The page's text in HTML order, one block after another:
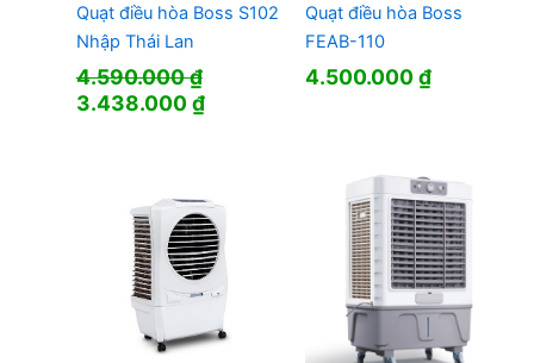
Quạt điều hòa Boss S102
Nhập Thái Lan
4.590.000₫
Giá
3.438.000₫Giá
3.438.000 ₫.
Quạt điều hòa Boss
FEAB-110
4.500.000₫